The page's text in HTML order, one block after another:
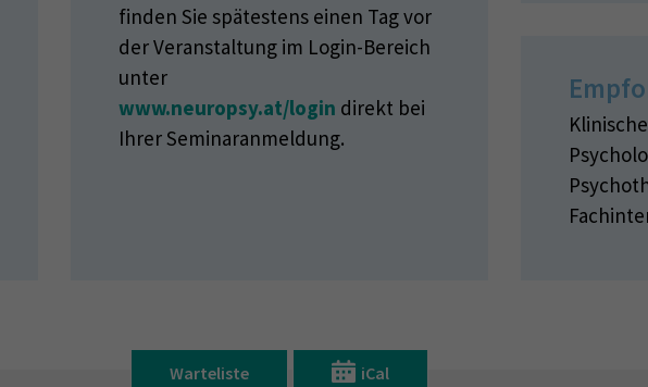
finden Sie spätestens einen Tag vor
der Veranstaltung im Login-Bereich
unter
www.neuropsy.at/login direkt bei
Ihrer Seminaranmeldung.
Warteliste iCal